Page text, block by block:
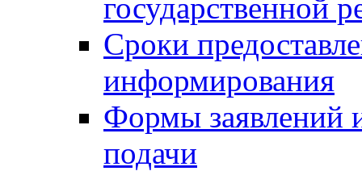
государственной
Сроки
информирования
Формы заявлений
подачи